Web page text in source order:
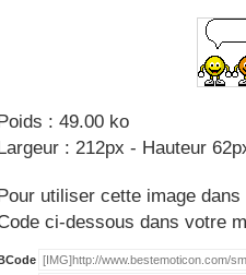
: 49.00 ko
: 212px - Hauteur
utiliser cette image
ci-dessous dans votre